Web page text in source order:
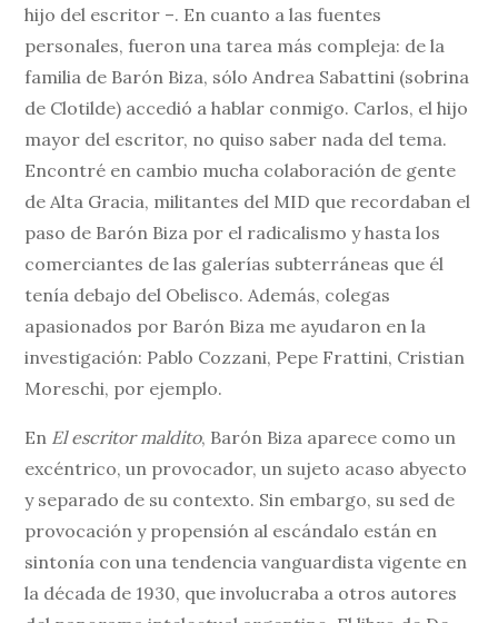
hijo del escritor –. En cuanto a las fuentes
personales, fueron una tarea más compleja: de la
familia de Barón Biza, sólo Andrea Sabattini (sobrina
de Clotilde) accedió a hablar conmigo. Carlos, el hijo
mayor del escritor, no quiso saber nada del tema.
Encontré en cambio mucha colaboración de gente
de Alta Gracia, militantes del MID que recordaban el
paso de Barón Biza por el radicalismo y hasta los
comerciantes de las galerías subterráneas que él
tenía debajo del Obelisco. Además, colegas
apasionados por Barón Biza me ayudaron en la
investigación: Pablo Cozzani, Pepe Frattini, Cristian
Moreschi, por ejemplo.
En El escritor maldito, Barón Biza aparece como un
excéntrico, un provocador, un sujeto acaso abyecto
y separado de su contexto. Sin embargo, su sed de
provocación y propensión al escándalo están en
sintonía con una tendencia vanguardista vigente en
la década de 1930, que involucraba a otros autores